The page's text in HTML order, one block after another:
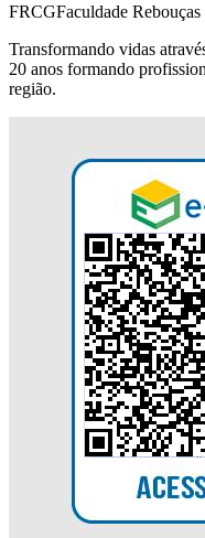
FRCGFaculdade Rebouças
Transformando vidas
20 anos formando
região.